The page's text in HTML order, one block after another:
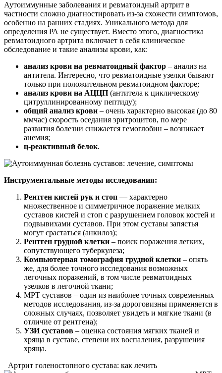
Аутоиммунные заболевания и ревматоидный артрит в
частности сложно диагностировать из-за схожести симптомов,
особенно на ранних стадиях. Уникального метода для
определения РА не существует. Вместо этого, диагностика
ревматоидного артрита включает в себя клиническое
обследование и такие анализы крови, как:
анализ крови на ревматоидный фактор – анализ на
антитела. Интересно, что ревматоидные узелки бывают
только при положительном ревматоидном факторе;
анализ крови на АЦЦП (антитела к циклическому
цитруллинированному пептиду);
общий анализ крови – очень характерно высокая (до 80
ммчас) скорость оседания эритроцитов, по мере
развития болезни снижается гемоглобин – возникает
анемия;
ц-реактивный белок.
Инструментальные методы исследования:
Рентген кистей рук и стоп — характерно
множественное и симметричное поражение мелких
суставов кистей и стоп с разрушением головок костей и
подвывихами суставов. При этом суставы запястья
могут срастаться (анкилоз);
Рентген грудной клетки – поиск поражения легких,
сопутствующего туберкулеза;
Компьютерная томография грудной клетки – опять
же, для более точного исследования возможных
легочных поражений, в том числе ревматоидных
узелков в легочной ткани;
МРТ суставов – один из наиболее точных современных
методов исследования, из-за дороговизны применяется в
сложных случаях, позволяет увидеть и мягкие ткани (в
отличие от рентгена);
УЗИ суставов – оценка состояния мягких тканей и
хряща в суставе, степени их воспаления, разрушения
хряща.
Артрит голеностопного сустава: как лечить